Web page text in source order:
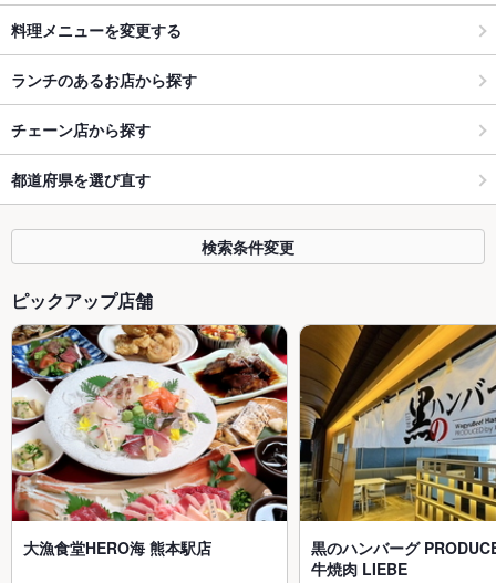
料理メニューを変更する
ランチのあるお店から探す
チェーン店から探す
都道府県を選び直す
検索条件変更
ピックアップ店舗
大漁食堂HERO海 熊本駅店
黒のハンバーグ
牛焼肉 LIEBE